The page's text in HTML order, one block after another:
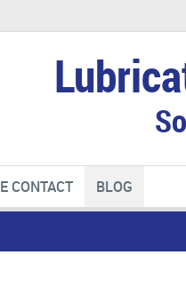
CONTACT BLOG